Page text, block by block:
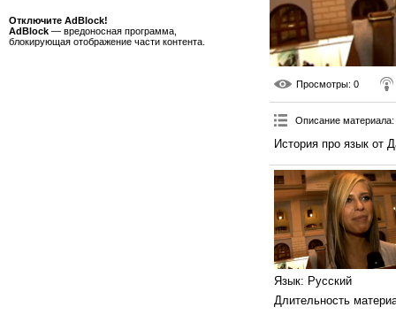
Отключите AdBlock!
AdBlock — вредоносная программа,
блокирующая отображение части контента.
Просмотры: 0
Описание материала:
История про язык от
Язык: Русский
Длительность